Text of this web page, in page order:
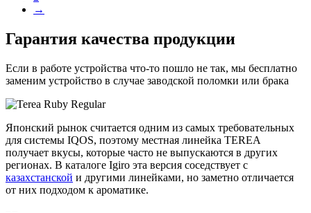
→
Гарантия качества продукции
Если в работе устройства что-то пошло не так, мы бесплатно
заменим устройство в случае заводской поломки или брака
Японский рынок считается одним из самых требовательных
для системы IQOS, поэтому местная линейка TEREA
получает вкусы, которые часто не выпускаются в других
регионах. В каталоге Igiro эта версия соседствует с
казахстанской и другими линейками, но заметно отличается
от них подходом к ароматике.